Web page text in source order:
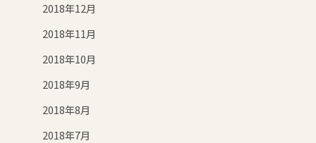
2018年12月
2018年11月
2018年10月
2018年9月
2018年8月
2018年7月